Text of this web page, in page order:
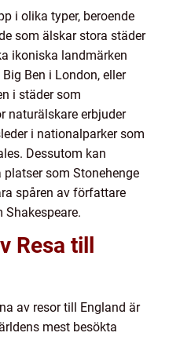
i olika typer, beroende
som älskar stora städer
ikoniska landmärken
Ben i London, eller
i städer som
naturälskare erbjuder
i nationalparker som
Dessutom kan
som Stonehenge
spåren av författare
Resa till
av resor till England är
mest besökta